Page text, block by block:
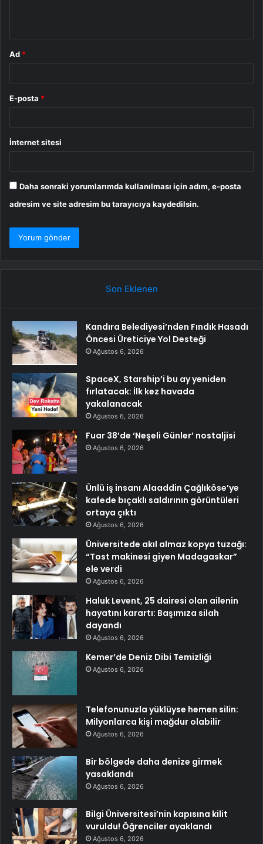
Ad *
E-posta *
İnternet sitesi
Daha sonraki yorumlarımda kullanılması için adım, e-posta
adresim ve site adresim bu tarayıcıya kaydedilsin.
Son Eklenen
Kandıra Belediyesi’nden Fındık Hasadı
Öncesi Üreticiye Yol Desteği
Ağustos 6, 2026
SpaceX, Starship’i bu ay yeniden
fırlatacak: İlk kez havada
yakalanacak
Ağustos 6, 2026
Fuar 38’de ‘Neşeli Günler’ nostaljisi
Ağustos 6, 2026
Ünlü iş insanı Alaaddin Çağlıköse’ye
kafede bıçaklı saldırının görüntüleri
ortaya çıktı
Ağustos 6, 2026
Üniversitede akıl almaz kopya tuzağı:
“Tost makinesi giyen Madagaskar”
ele verdi
Ağustos 6, 2026
Haluk Levent, 25 dairesi olan ailenin
hayatını karartı: Başımıza silah
dayandı
Ağustos 6, 2026
Kemer’de Deniz Dibi Temizliği
Ağustos 6, 2026
Telefonunuzla yüklüyse hemen silin:
Milyonlarca kişi mağdur olabilir
Ağustos 6, 2026
Bir bölgede daha denize girmek
yasaklandı
Ağustos 6, 2026
Bilgi Üniversitesi’nin kapısına kilit
vuruldu! Öğrenciler ayaklandı
Ağustos 6, 2026